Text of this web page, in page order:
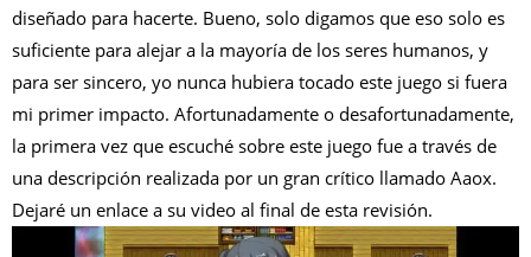
diseñado para hacerte. Bueno, solo digamos que eso solo es
suficiente para alejar a la mayoría de los seres humanos, y
para ser sincero, yo nunca hubiera tocado este juego si fuera
mi primer impacto. Afortunadamente o desafortunadamente,
la primera vez que escuché sobre este juego fue a través de
una descripción realizada por un gran crítico llamado Aaox.
Dejaré un enlace a su video al final de esta revisión.